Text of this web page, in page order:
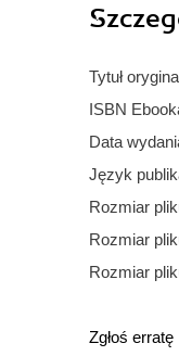
Tytuł
ISBN
Data
Język
Rozmiar
Rozmiar
Rozmiar
Zgłoś erratę